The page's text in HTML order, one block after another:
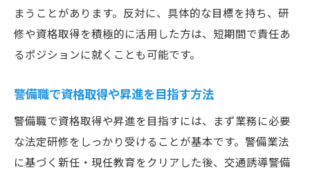
まうことがあります。反対に、具体的な目標を持ち、研
修や資格取得を積極的に活用した方は、短期間で責任あ
るポジションに就くことも可能です。
警備職で資格取得や昇進を目指す方法
警備職で資格取得や昇進を目指すには、まず業務に必要
な法定研修をしっかり受けることが基本です。警備業法
に基づく新任・現任教育をクリアした後、交通誘導警備